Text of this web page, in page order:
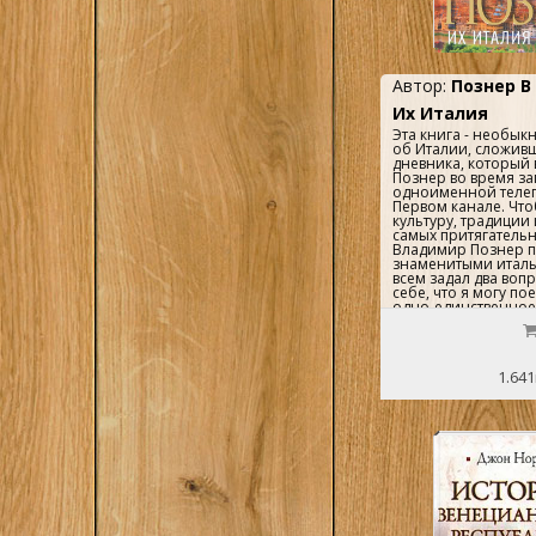
Прогресс, М.
Радуга, М.
Феникс, РнД.
Худ.Лит., М.
Эксмо, М.
Автор: Познер В
Их Италия
Эта книга -
об Италии,
дневника,
Познер во время
одноименной
Первом канале.
культуру,
самых
Владимир Познер
знаменитыми
всем задал два
себе, что я могу
одно-
куда мне
смог съесть
на наш взгляд,
вместе взятые! Ну а
удовольствие -
увлекательно,
все, что делает
Владимирович